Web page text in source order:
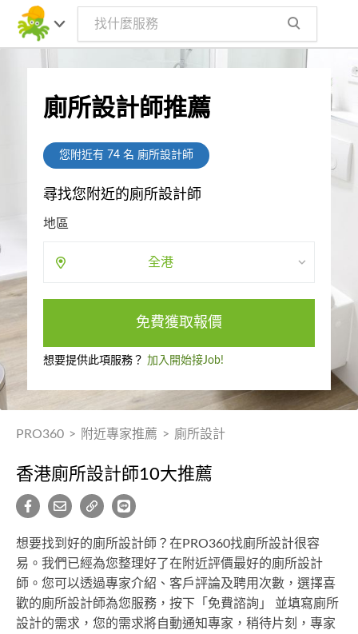
廁所設計師推薦
您附近有 74名 廁所設計師
尋找您附近的廁所設計師
地區
全港
免費獲取報價
想要提供此項服務？ 加入開始接Job!
PRO360 > 附近專家推薦 > 廁所設計
香港廁所設計師10大推薦
想要找到好的廁所設計師？在PRO360找廁所設計很容
易。我們已經為您整理好了在附近評價最好的廁所設計
師。您可以透過專家介紹、客戶評論及聘用次數，選擇喜
歡的廁所設計師為您服務，按下「免費諮詢」 並填寫廁所
設計的需求，您的需求將自動通知專家，稍待片刻，專家